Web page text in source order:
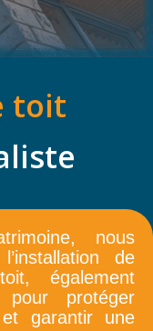
toit
nous
de
également
pour protéger
garantir une